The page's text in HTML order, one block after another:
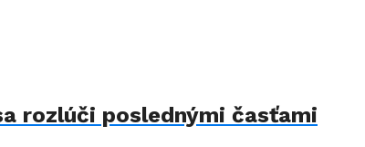
rozlúči poslednými časťami